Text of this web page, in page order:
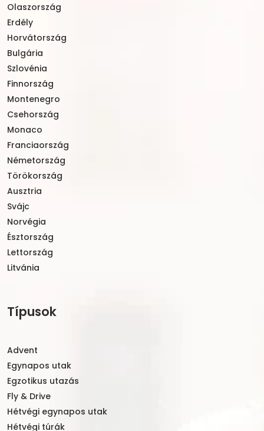
Olaszország
Erdély
Horvátország
Bulgária
Szlovénia
Finnország
Montenegro
Csehország
Monaco
Franciaország
Németország
Törökország
Ausztria
Svájc
Norvégia
Észtország
Lettország
Litvánia
Típusok
Advent
Egynapos utak
Egzotikus utazás
Fly & Drive
Hétvégi egynapos utak
Hétvégi túrák